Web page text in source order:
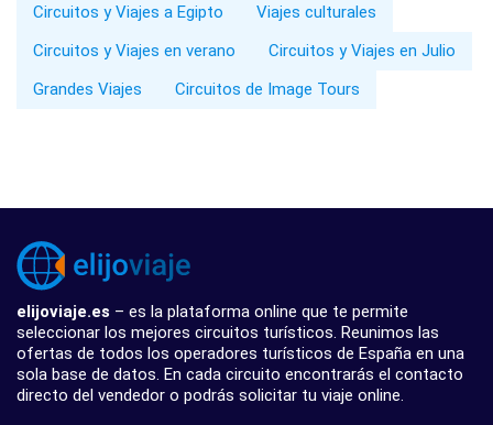
Circuitos y Viajes a Egipto
Viajes culturales
Circuitos y Viajes en verano
Circuitos y Viajes en Julio
Grandes Viajes
Circuitos de Image Tours
elijoviaje.es – es la plataforma online que te permite
seleccionar los mejores circuitos turísticos. Reunimos las
ofertas de todos los operadores turísticos de España en una
sola base de datos. En cada circuito encontrarás el contacto
directo del vendedor o podrás solicitar tu viaje online.